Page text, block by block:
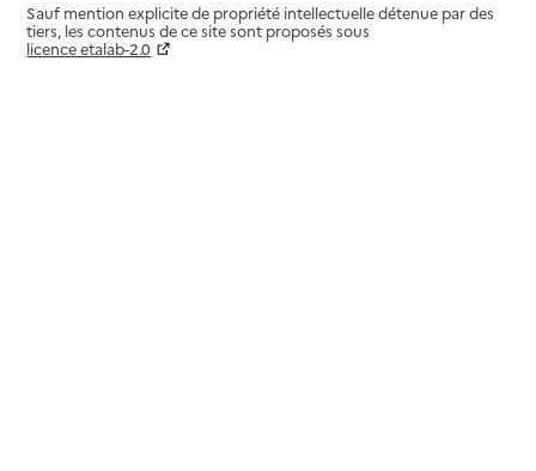
Sauf mention explicite de propriété intellectuelle détenue par des
tiers, les contenus de ce site sont proposés sous
licence etalab-2.0